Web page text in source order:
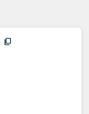
content_copy